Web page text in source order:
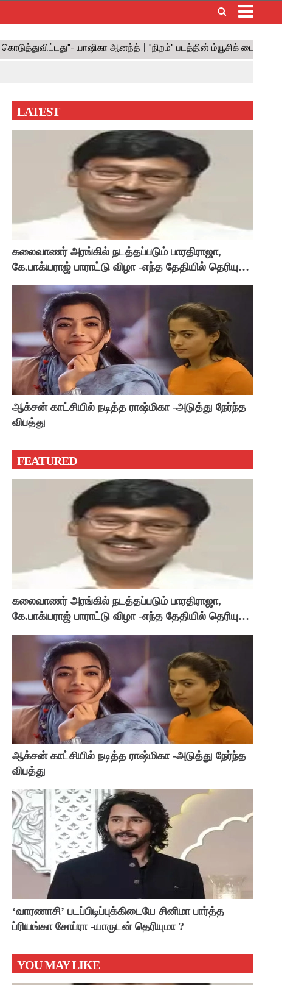
LATEST
கலைவாணர் அரங்கில் நடத்தப்படும் பாரதிராஜா,
கே.பாக்யராஜ் பாராட்டு விழா -எந்த தேதியில் தெரியுமா
ஆக்சன் காட்சியில் நடித்த ராஷ்மிகா -அடுத்து நேர்ந்த
விபத்து
FEATURED
கலைவாணர் அரங்கில் நடத்தப்படும் பாரதிராஜா,
கே.பாக்யராஜ் பாராட்டு விழா -எந்த தேதியில் தெரியுமா
ஆக்சன் காட்சியில் நடித்த ராஷ்மிகா -அடுத்து நேர்ந்த
விபத்து
‘வாரணாசி’ படப்பிடிப்புக்கிடையே சினிமா பார்த்த
ப்ரியங்கா சோப்ரா -யாருடன் தெரியுமா ?
YOU MAY LIKE